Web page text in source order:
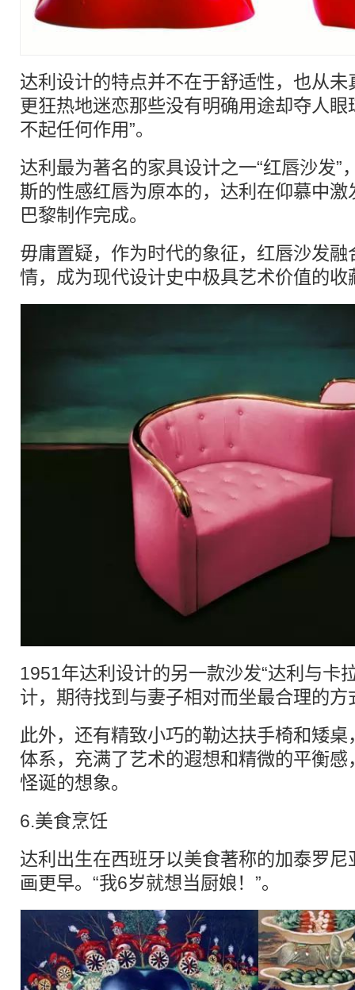
达利设计的特点并不在于舒适性，也从
更狂热地迷恋那些没有明确用途却夺人眼
不起任何作用”。
达利最为著名的家具设计之一“红唇沙发”
斯的性感红唇为原本的，达利在仰慕中
巴黎制作完成。
毋庸置疑，作为时代的象征，红唇沙发
情，成为现代设计史中极具艺术价值的收
1951年达利设计的另一款沙发“达利与卡
计，期待找到与妻子相对而坐最合理的方
此外，还有精致小巧的勒达扶手椅和矮
体系，充满了艺术的遐想和精微的平衡
怪诞的想象。
6.美食烹饪
达利出生在西班牙以美食著称的加泰罗
画更早。“我6岁就想当厨娘！”。